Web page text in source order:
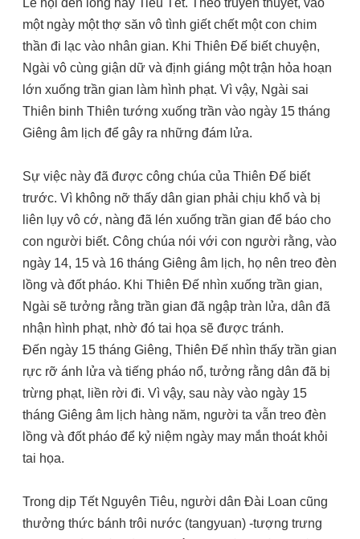
Lễ hội đèn lồng hay Tiểu Tết. Theo truyền thuyết, vào
một ngày một thợ săn vô tình giết chết một con chim
thần đi lạc vào nhân gian. Khi Thiên Đế biết chuyện,
Ngài vô cùng giận dữ và định giáng một trận hỏa hoạn
lớn xuống trần gian làm hình phạt. Vì vậy, Ngài sai
Thiên binh Thiên tướng xuống trần vào ngày 15 tháng
Giêng âm lịch để gây ra những đám lửa.
Sự việc này đã được công chúa của Thiên Đế biết
trước. Vì không nỡ thấy dân gian phải chịu khổ và bị
liên lụy vô cớ, nàng đã lén xuống trần gian để báo cho
con người biết. Công chúa nói với con người rằng, vào
ngày 14, 15 và 16 tháng Giêng âm lịch, họ nên treo đèn
lồng và đốt pháo. Khi Thiên Đế nhìn xuống trần gian,
Ngài sẽ tưởng rằng trần gian đã ngập tràn lửa, dân đã
nhận hình phạt, nhờ đó tai họa sẽ được tránh.
Đến ngày 15 tháng Giêng, Thiên Đế nhìn thấy trần gian
rực rỡ ánh lửa và tiếng pháo nổ, tưởng rằng dân đã bị
trừng phạt, liền rời đi. Vì vậy, sau này vào ngày 15
tháng Giêng âm lịch hàng năm, người ta vẫn treo đèn
lồng và đốt pháo để kỷ niệm ngày may mắn thoát khỏi
tai họa.
Trong dịp Tết Nguyên Tiêu, người dân Đài Loan cũng
thưởng thức bánh trôi nước (tangyuan) -tượng trưng